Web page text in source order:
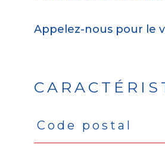
Appelez-nous pour le
Caractéristiques
Code postal